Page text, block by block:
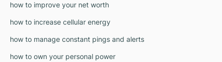
how to improve your net worth
how to increase cellular energy
how to manage constant pings and alerts
how to own your personal power